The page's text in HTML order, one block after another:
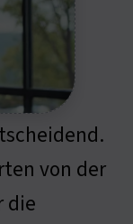
von der
die